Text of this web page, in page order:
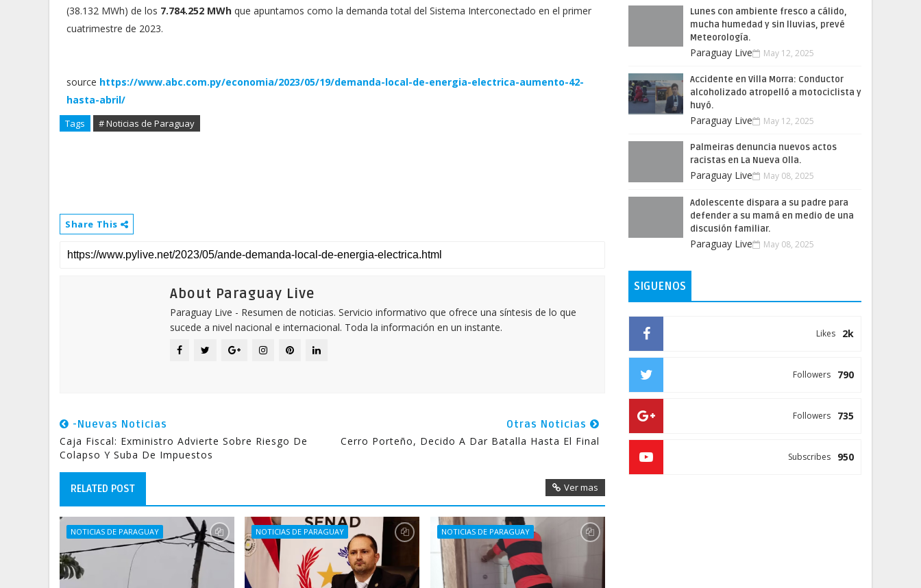
(38.132 MWh) de los 7.784.252 MWh que apuntamos como la demanda total del Sistema Interconectado en el primer
cuatrimestre de 2023.
source https://www.abc.com.py/economia/2023/05/19/demanda-local-de-energia-electrica-aumento-42-
hasta-abril/
Tags # Noticias de Paraguay
Share This
About Paraguay Live
Paraguay Live - Resumen de noticias. Servicio informativo que ofrece una síntesis de lo que
sucede a nivel nacional e internacional. Toda la información en un instante.
-Nuevas Noticias
Caja Fiscal: Exministro Advierte Sobre Riesgo De
Colapso Y Suba De Impuestos
Otras Noticias
Cerro Porteño, Decido A Dar Batalla Hasta El Final
RELATED POST Ver mas
NOTICIAS DE PARAGUAY NOTICIAS DE PARAGUAY NOTICIAS DE PARAGUAY
Lunes con ambiente fresco a cálido,
mucha humedad y sin lluvias, prevé
Meteorología.
Paraguay Live May 12, 2025
Accidente en Villa Morra: Conductor
alcoholizado atropelló a motociclista y
huyó.
Paraguay Live May 12, 2025
Palmeiras denuncia nuevos actos
racistas en La Nueva Olla.
Paraguay Live May 08, 2025
Adolescente dispara a su padre para
defender a su mamá en medio de una
discusión familiar.
Paraguay Live May 08, 2025
SIGUENOS
2k
Likes
790
Followers
735
Followers
950
Subscribes